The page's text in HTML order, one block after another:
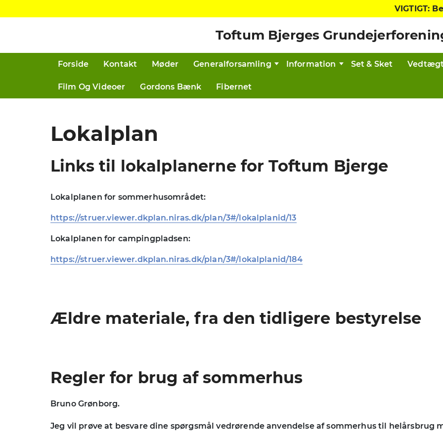
VIGTIGT:
Toftum Bjerges
Forside Kontakt Møder Generalforsamling Information Set & Sket
Film Og Videoer Gordons Bænk Fibernet
Lokalplan
Links til lokalplanerne for Toftum Bjerge
Lokalplanen for sommerhusområdet:
https://struer.viewer.dkplan.niras.dk/plan/3#/lokalplanid/13
Lokalplanen for campingpladsen:
https://struer.viewer.dkplan.niras.dk/plan/3#/lokalplanid/184
Ældre materiale, fra den tidligere bestyrelse
Regler for brug af sommerhus
Bruno Grønborg.
Jeg vil prøve at besvare dine spørgsmål vedrørende anvendelse af sommerhus til helårsbrug